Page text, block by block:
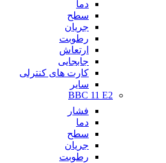
دما
سطح
جریان
رطوبت
ارتعاش
جابجایی
کارت های کنترلی
سایر
BBC 11 E2
فشار
دما
سطح
جریان
رطوبت